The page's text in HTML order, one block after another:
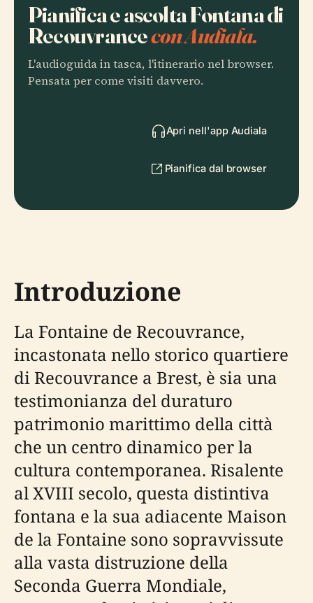
Pianifica e ascolta Fontana di
Recouvrancecon Audiala.
L'audioguida in tasca, l'itinerario nel browser.
Pensata per come visiti davvero.
Apri nell'app Audiala
Pianifica dal browser
Introduzione
La Fontaine de Recouvrance,
incastonata nello storico quartiere
di Recouvrance a Brest, è sia una
testimonianza del duraturo
patrimonio marittimo della città
che un centro dinamico per la
cultura contemporanea. Risalente
al XVIII secolo, questa distintiva
fontana e la sua adiacente Maison
de la Fontaine sono sopravvissute
alla vasta distruzione della
Seconda Guerra Mondiale,